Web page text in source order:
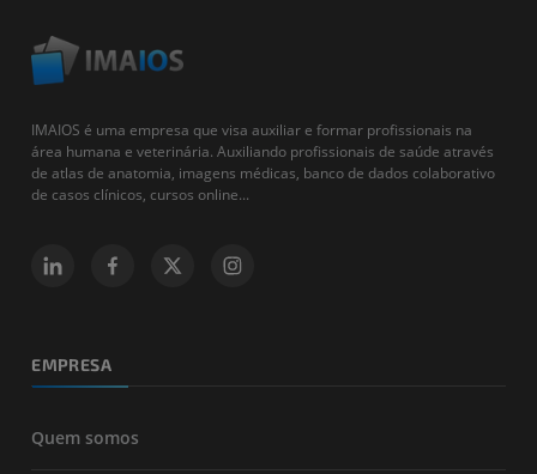
IMAIOS é uma empresa que visa auxiliar e formar profissionais na
área humana e veterinária. Auxiliando profissionais de saúde através
de atlas de anatomia, imagens médicas, banco de dados colaborativo
de casos clínicos, cursos online...
EMPRESA
Quem somos